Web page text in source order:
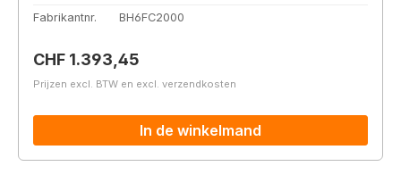
Fabrikantnr.
BH6FC2000
Normale prijs:
CHF 1.393,45
Prijzen excl. BTW en excl. verzendkosten
In de winkelmand